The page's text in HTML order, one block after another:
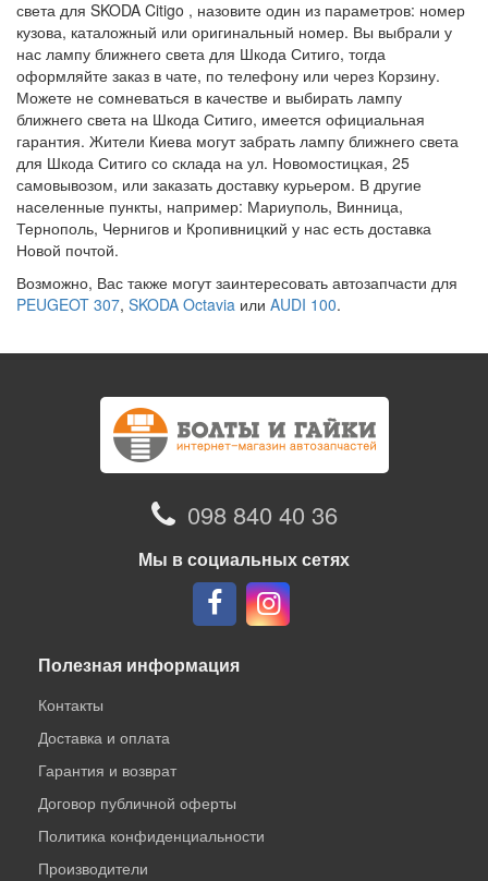
света для SKODA Citigo , назовите один из параметров: номер
кузова, каталожный или оригинальный номер. Вы выбрали у
нас лампу ближнего света для Шкода Ситиго, тогда
оформляйте заказ в чате, по телефону или через Корзину.
Можете не сомневаться в качестве и выбирать лампу
ближнего света на Шкода Ситиго, имеется официальная
гарантия. Жители Киева могут забрать лампу ближнего света
для Шкода Ситиго со склада на ул. Новомостицкая, 25
самовывозом, или заказать доставку курьером. В другие
населенные пункты, например: Мариуполь, Винница,
Тернополь, Чернигов и Кропивницкий у нас есть доставка
Новой почтой.
Возможно, Вас также могут заинтересовать автозапчасти для
PEUGEOT 307, SKODA Octavia или AUDI 100.
098 840 40 36
Мы в социальных сетях
Полезная информация
Контакты
Доставка и оплата
Гарантия и возврат
Договор публичной оферты
Политика конфиденциальности
Производители